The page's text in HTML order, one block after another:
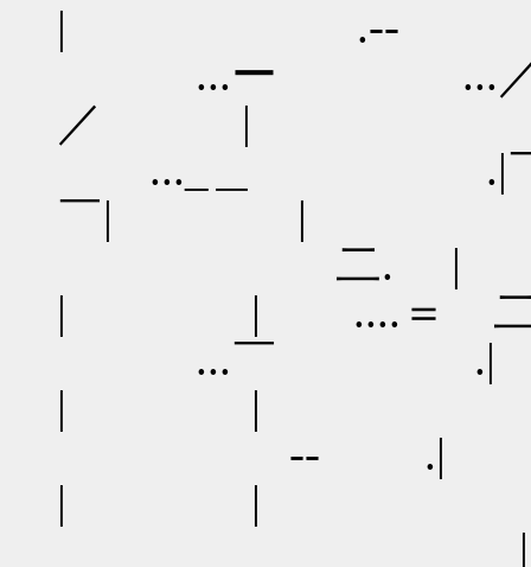
| .-‐
...
／ |
..._＿ .|￣￣
￣| |
| | ....＝
...
| | .
-
| |